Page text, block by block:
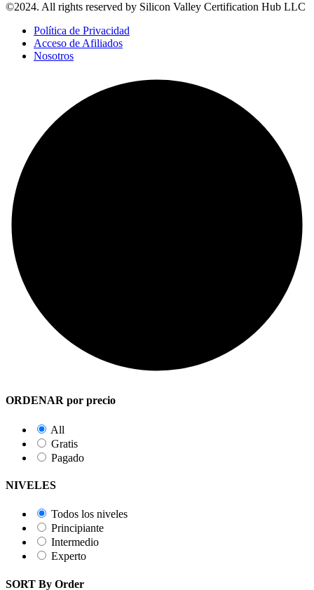
©2024. All rights reserved by Silicon Valley Certification Hub LLC
Política de Privacidad
Acceso de Afiliados
Nosotros
ORDENAR por precio
All
Gratis
Pagado
NIVELES
Todos los niveles
Principiante
Intermedio
Experto
SORT By Order